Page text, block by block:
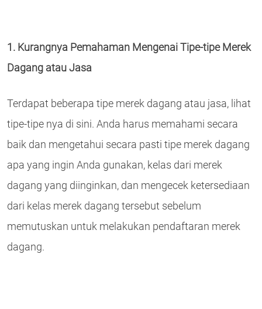
1. Kurangnya Pemahaman Mengenai Tipe-tipe Merek
Dagang atau Jasa
Terdapat beberapa tipe merek dagang atau jasa, lihat
tipe-tipe nya di sini. Anda harus memahami secara
baik dan mengetahui secara pasti tipe merek dagang
apa yang ingin Anda gunakan, kelas dari merek
dagang yang diinginkan, dan mengecek ketersediaan
dari kelas merek dagang tersebut sebelum
memutuskan untuk melakukan pendaftaran merek
dagang.